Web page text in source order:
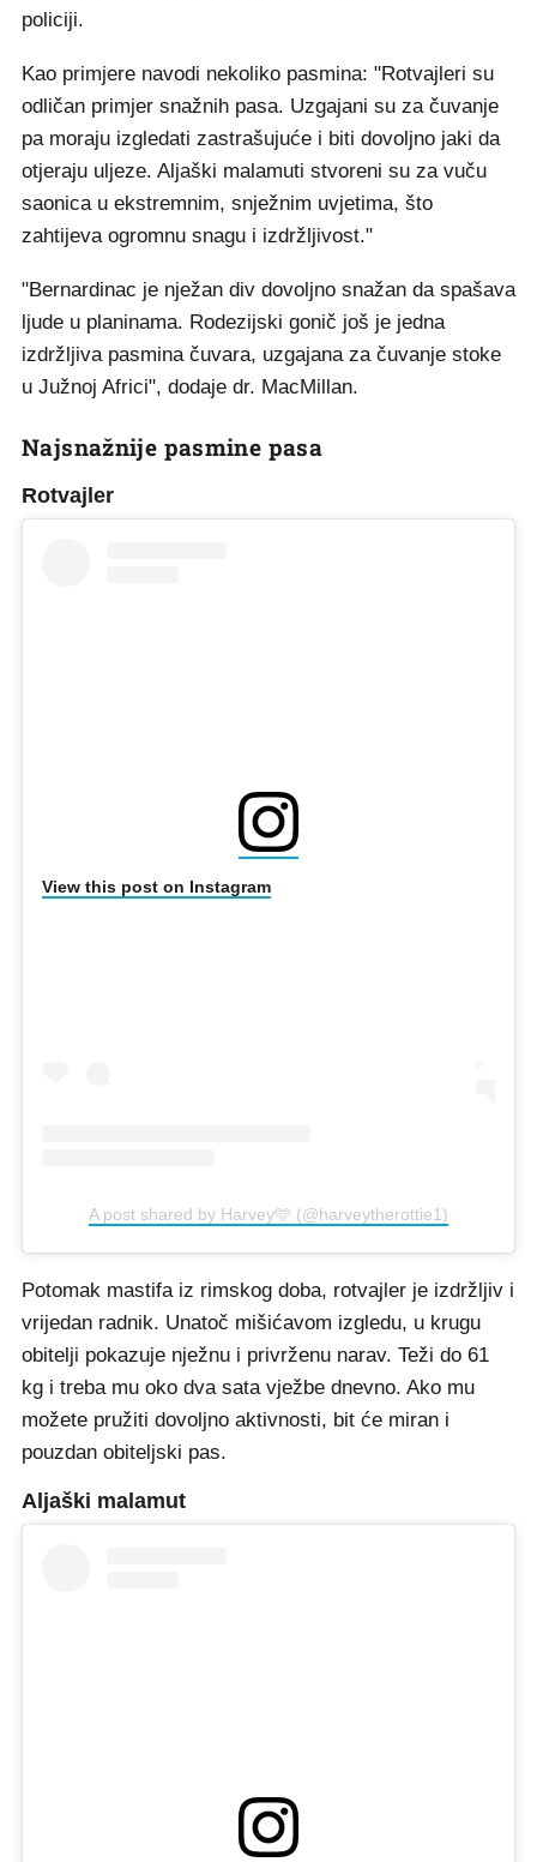
policiji.
Kao primjere navodi nekoliko pasmina: "Rotvajleri su
odličan primjer snažnih pasa. Uzgajani su za čuvanje
pa moraju izgledati zastrašujuće i biti dovoljno jaki da
otjeraju uljeze. Aljaški malamuti stvoreni su za vuču
saonica u ekstremnim, snježnim uvjetima, što
zahtijeva ogromnu snagu i izdržljivost."
"Bernardinac je nježan div dovoljno snažan da spašava
ljude u planinama. Rodezijski gonič još je jedna
izdržljiva pasmina čuvara, uzgajana za čuvanje stoke
u Južnoj Africi", dodaje dr. MacMillan.
Najsnažnije pasmine pasa
Rotvajler
View this post on Instagram
A post shared by Harvey🩵 (@harveytherottie1)
Potomak mastifa iz rimskog doba, rotvajler je izdržljiv i
vrijedan radnik. Unatoč mišićavom izgledu, u krugu
obitelji pokazuje nježnu i privrženu narav. Teži do 61
kg i treba mu oko dva sata vježbe dnevno. Ako mu
možete pružiti dovoljno aktivnosti, bit će miran i
pouzdan obiteljski pas.
Aljaški malamut